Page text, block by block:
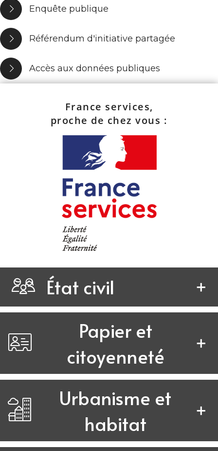
Enquête publique
Référendum d'initiative partagée
Accès aux données publiques
France services,
proche de chez vous :
État civil
Papier et
citoyenneté
Urbanisme et
habitat